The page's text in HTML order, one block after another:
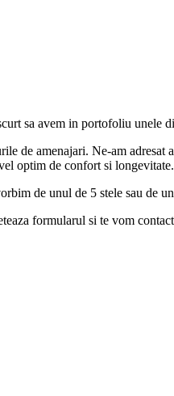
sa avem in portofoliu unele
de amenajari. Ne-am adresat
optim de confort si longevitate.
de unul de 5 stele sau de
formularul si te vom